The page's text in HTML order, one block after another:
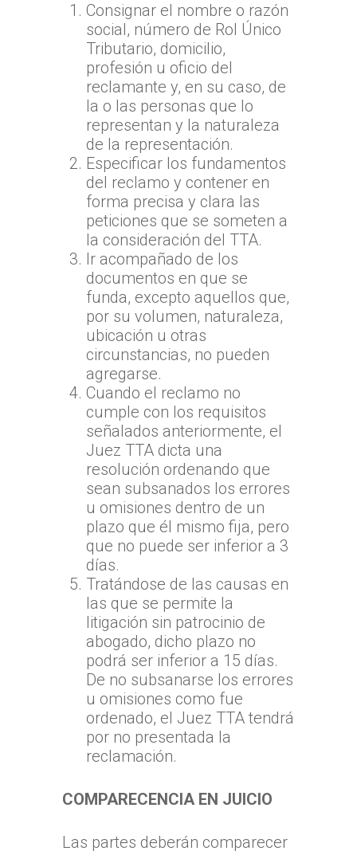
Consignar el nombre o razón
social, número de Rol Único
Tributario, domicilio,
profesión u oficio del
reclamante y, en su caso, de
la o las personas que lo
representan y la naturaleza
de la representación.
Especificar los fundamentos
del reclamo y contener en
forma precisa y clara las
peticiones que se someten a
la consideración del TTA.
Ir acompañado de los
documentos en que se
funda, excepto aquellos que,
por su volumen, naturaleza,
ubicación u otras
circunstancias, no pueden
agregarse.
Cuando el reclamo no
cumple con los requisitos
señalados anteriormente, el
Juez TTA dicta una
resolución ordenando que
sean subsanados los errores
u omisiones dentro de un
plazo que él mismo fija, pero
que no puede ser inferior a 3
días.
Tratándose de las causas en
las que se permite la
litigación sin patrocinio de
abogado, dicho plazo no
podrá ser inferior a 15 días.
De no subsanarse los errores
u omisiones como fue
ordenado, el Juez TTA tendrá
por no presentada la
reclamación.
COMPARECENCIA EN JUICIO
Las partes deberán comparecer